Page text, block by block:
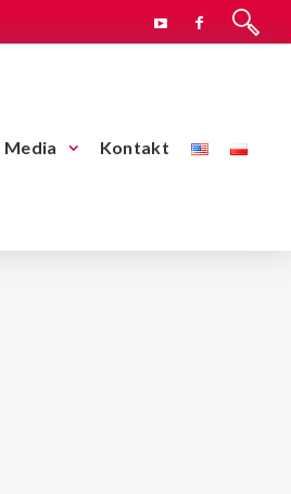
Media Kontakt